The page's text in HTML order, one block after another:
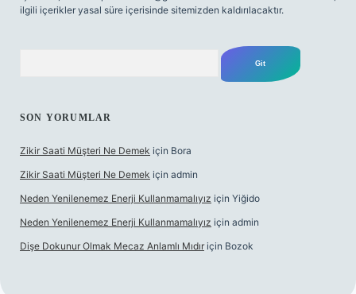
ilgili içerikler yasal süre içerisinde sitemizden kaldırılacaktır.
SON YORUMLAR
Zikir Saati Müşteri Ne Demek için Bora
Zikir Saati Müşteri Ne Demek için admin
Neden Yenilenemez Enerji Kullanmamalıyız için Yiğido
Neden Yenilenemez Enerji Kullanmamalıyız için admin
Dişe Dokunur Olmak Mecaz Anlamlı Mıdır için Bozok